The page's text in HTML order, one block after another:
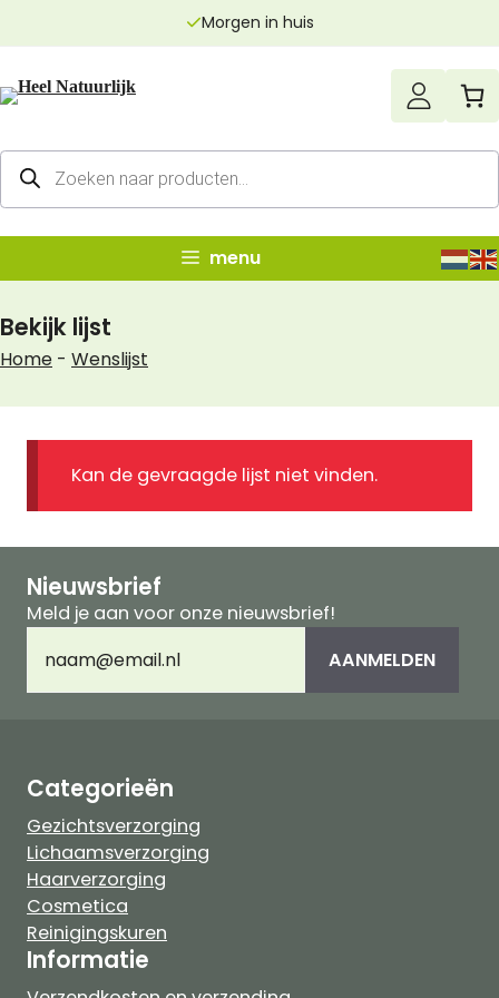
inhoud
Morgen in huis
Producten
zoeken
menu
Bekijk lijst
Home - Wenslijst
Kan de gevraagde lijst niet vinden.
Nieuwsbrief
Meld je aan voor onze nieuwsbrief!
mailadres(Vereist) AANMELDEN
Categorieën
Gezichtsverzorging
Lichaamsverzorging
Haarverzorging
Cosmetica
Reinigingskuren
Informatie